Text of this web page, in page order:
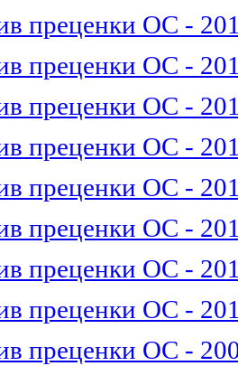
преценки ОС -
преценки ОС -
преценки ОС -
преценки ОС -
преценки ОС -
преценки ОС -
преценки ОС -
преценки ОС -
преценки ОС -